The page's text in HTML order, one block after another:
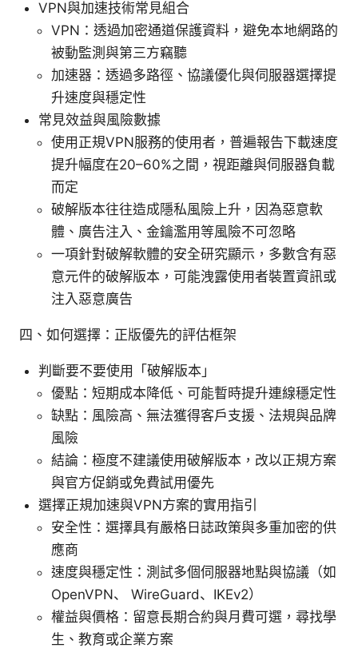
VPN與加速技術常見組合
VPN：透過加密通道保護資料，避免本地網路的
被動監測與第三方竊聽
加速器：透過多路徑、協議優化與伺服器選擇提
升速度與穩定性
常見效益與風險數據
使用正規VPN服務的使用者，普遍報告下載速度
提升幅度在20–60%之間，視距離與伺服器負載
而定
破解版本往往造成隱私風險上升，因為惡意軟
體、廣告注入、金鑰濫用等風險不可忽略
一項針對破解軟體的安全研究顯示，多數含有惡
意元件的破解版本，可能洩露使用者裝置資訊或
注入惡意廣告
四、如何選擇：正版優先的評估框架
判斷要不要使用「破解版本」
優點：短期成本降低、可能暫時提升連線穩定性
缺點：風險高、無法獲得客戶支援、法規與品牌
風險
結論：極度不建議使用破解版本，改以正規方案
與官方促銷或免費試用優先
選擇正規加速與VPN方案的實用指引
安全性：選擇具有嚴格日誌政策與多重加密的供
應商
速度與穩定性：測試多個伺服器地點與協議（如
OpenVPN、 WireGuard、IKEv2）
權益與價格：留意長期合約與月費可選，尋找學
生、教育或企業方案